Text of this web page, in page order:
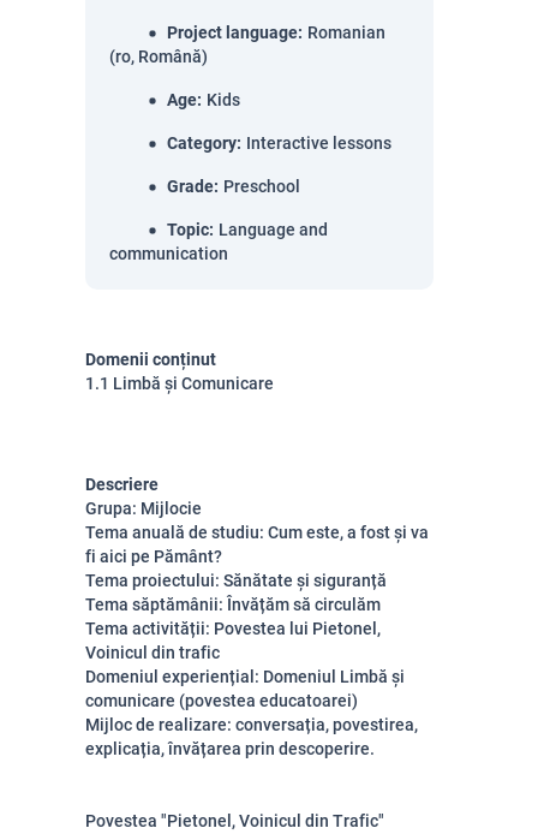
Project language: Romanian
(ro, Română)
Age: Kids
Category: Interactive lessons
Grade: Preschool
Topic: Language and
communication
Domenii conținut
1.1 Limbă și Comunicare
Descriere
Grupa: Mijlocie
Tema anuală de studiu: Cum este, a fost și va
fi aici pe Pământ?
Tema proiectului: Sănătate și siguranță
Tema săptămânii: Învățăm să circulăm
Tema activității: Povestea lui Pietonel,
Voinicul din trafic
Domeniul experiențial: Domeniul Limbă și
comunicare (povestea educatoarei)
Mijloc de realizare: conversația, povestirea,
explicația, învățarea prin descoperire.
Povestea "Pietonel, Voinicul din Trafic"